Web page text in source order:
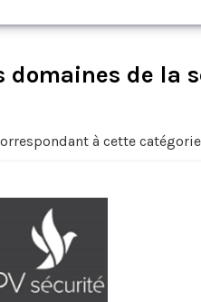
domaines de la
à cette